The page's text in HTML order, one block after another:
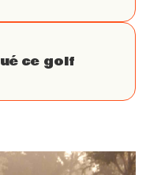
ce golf